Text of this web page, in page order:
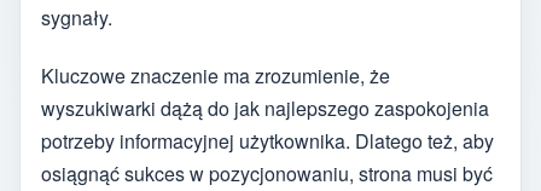
sygnały.
Kluczowe znaczenie ma zrozumienie, że
wyszukiwarki dążą do jak najlepszego zaspokojenia
potrzeby informacyjnej użytkownika. Dlatego też, aby
osiągnąć sukces w pozycjonowaniu, strona musi być